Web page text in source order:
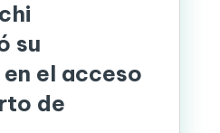
su
el acceso
de